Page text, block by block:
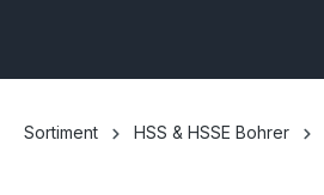
Sortiment HSS & HSSE Bohrer